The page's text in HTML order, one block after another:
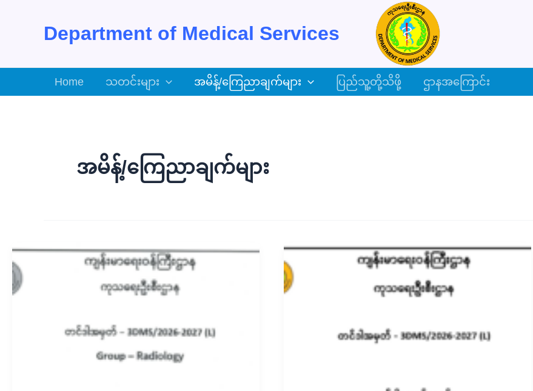
Department of Medical Services
Home သတင်းများ အမိန့်/ကြေညာချက်များ ပြည်သူ့တို့သိဖို့ ဌာနအကြောင်း
အမိန့်/ကြေညာချက်များ